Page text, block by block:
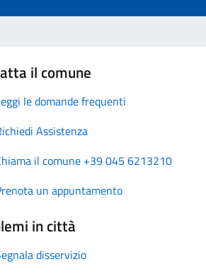
il comune
le domande frequenti
Assistenza
il comune +39 045 6213210
un appuntamento
in città
disservizio